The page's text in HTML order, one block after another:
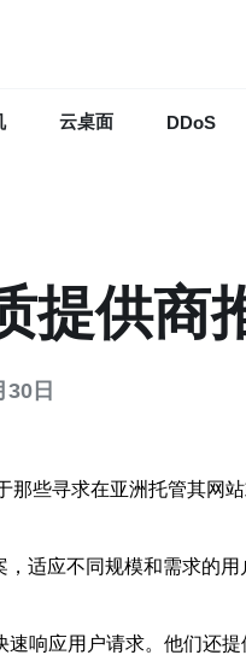
云桌面 DDoS
提供商
30日
些寻求在亚洲托管其网
适应不同规模和需求的
响应用户请求。他们还